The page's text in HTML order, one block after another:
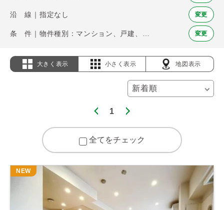
沿 線｜指定なし 変更
変更
大きく表示 小さく表示 地図表示
1
全てをチェック
NEW